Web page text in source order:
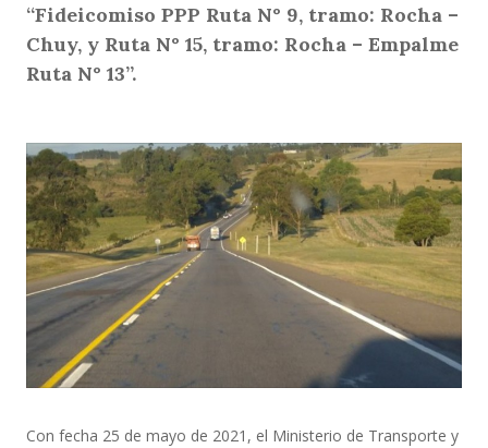
“Fideicomiso PPP Ruta N° 9, tramo: Rocha –
Chuy, y Ruta N° 15, tramo: Rocha – Empalme
Ruta N° 13”.
Con fecha 25 de mayo de 2021, el Ministerio de Transporte y